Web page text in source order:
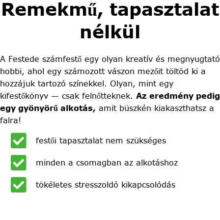
Remekmű, tapasztalat
nélkül
A Festede számfestő egy olyan kreatív és megnyugtató
hobbi, ahol egy számozott vászon mezőit töltöd ki a
hozzájuk tartozó színekkel. Olyan, mint egy
kifestőkönyv — csak felnőtteknek. Az eredmény pedig
egy gyönyörű alkotás, amit büszkén kiakaszthatsz a
falra!
festői tapasztalat nem szükséges
minden a csomagban az alkotáshoz
tökéletes stresszoldó kikapcsolódás